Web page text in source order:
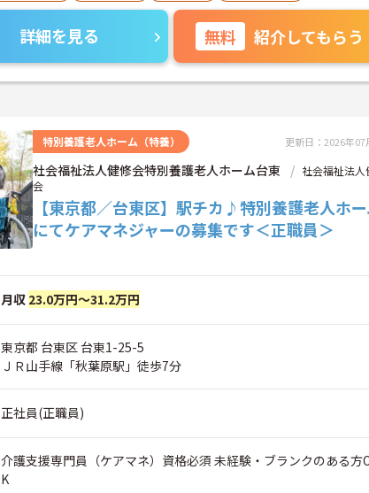
詳細を見る 無料 紹介してもらう
特別養護老人ホーム（特養） 更新日：2026年07
社会福祉法人健修会特別養護老人ホーム台東
社会福祉法人
会
【東京都／台東区】駅チカ♪特別養護老人ホ
にてケアマネジャーの募集です＜正職員＞
月収 23.0万円～31.2万円
東京都 台東区 台東1-25-5
ＪＲ山手線「秋葉原駅」徒歩7分
正社員(正職員)
介護支援専門員（ケアマネ）資格必須 未経験・ブランクのある方
K